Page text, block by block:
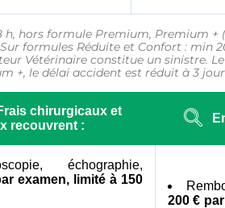
h, hors formule Premium, Premium +
formules Réduite et Confort :
Vétérinaire constitue un sinistre.
+, le délai accident est réduit à 3
chirurgicaux et
recouvrent :
échographie,
examen, limité à 150
200 €